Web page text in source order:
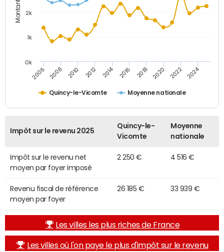
Quincy-le-Vicomte Moyenne nationale
2006 2008 2010 2012 2014 2016 2018 2020 2022 2024
0k
1k
2k
Impôt sur le revenu 2025
Quincy-le-
Vicomte
Moyenne
nationale
Impôt sur le revenu net
moyen par foyer imposé
2 250 € 4 516 €
Revenu fiscal de référence
moyen par foyer
26 185 € 33 939 €
Les villes les plus riches de France
Les villes où l'on paye le plus d'impôt sur le revenu